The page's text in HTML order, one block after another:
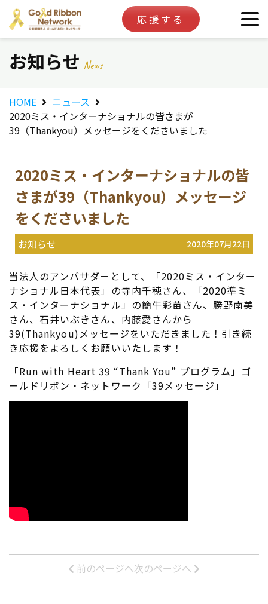
応援する
お知らせ News
HOME
ニュース
2020ミス・インターナショナルの皆さまが
39（Thankyou）メッセージをくださいました
2020ミス・インターナショナルの皆
さまが39（Thankyou）メッセージ
をくださいました
お知らせ 2020年07月22日
当法人のアンバサダーとして、「2020ミス・インター
ナショナル日本代表」の寺内千穂さん、「2020準ミ
ス・インターナショナル」の簡牛彩苗さん、勝野南美
さん、石井いぶきさん、内藤愛さんから
39(Thankyou)メッセージをいただきました！引き続
き応援をよろしくお願いいたします！
「Run with Heart 39 “Thank You” プログラム」ゴ
ールドリボン・ネットワーク「39メッセージ」
前のページへ次のページへ